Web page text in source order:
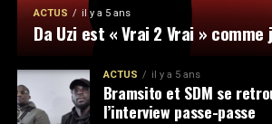
ACTUS il y a 5 ans
Da Uzi est « Vrai 2 Vrai » comme
ACTUS il y a 5 ans
Bramsito et SDM se
l’interview passe-passe